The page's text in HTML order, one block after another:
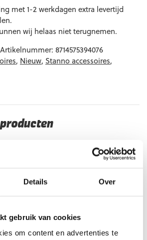
Details Over
gebruik van cookies
om content en advertenties te
€10,79.
met 1-2 werkdagen extra levertijd
wij helaas niet terugnemen.
Artikelnummer: 8714575394076
, Nieuw, Stanno accessoires,